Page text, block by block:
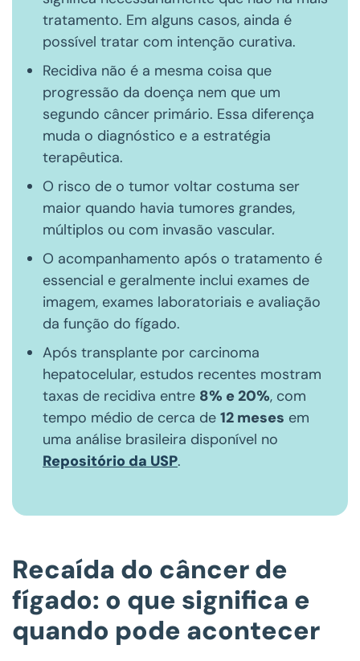
tratamento. Em alguns casos, ainda é
possível tratar com intenção curativa.
Recidiva não é a mesma coisa que
progressão da doença nem que um
segundo câncer primário. Essa diferença
muda o diagnóstico e a estratégia
terapêutica.
O risco de o tumor voltar costuma ser
maior quando havia tumores grandes,
múltiplos ou com invasão vascular.
O acompanhamento após o tratamento é
essencial e geralmente inclui exames de
imagem, exames laboratoriais e avaliação
da função do fígado.
Após transplante por carcinoma
hepatocelular, estudos recentes mostram
taxas de recidiva entre 8% e 20%, com
tempo médio de cerca de 12 meses em
uma análise brasileira disponível no
Repositório da USP.
Recaída do câncer de
fígado: o que significa e
quando pode acontecer